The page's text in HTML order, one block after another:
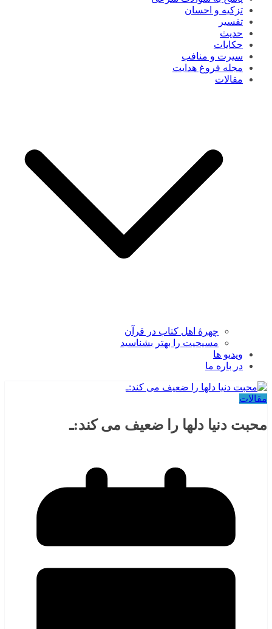
تزکیه و احسان
تفسیر
حدیث
حکایات
سیرت و منافب
مجله فروغ هدایت
مقالات
چهرۀ اهل کتاب در قرآن
مسیحیت را بهتر بشناسید
ویدیو ها
در باره ما
مقالات
محبت دنیا دلها را ضعیف می کند:ـ